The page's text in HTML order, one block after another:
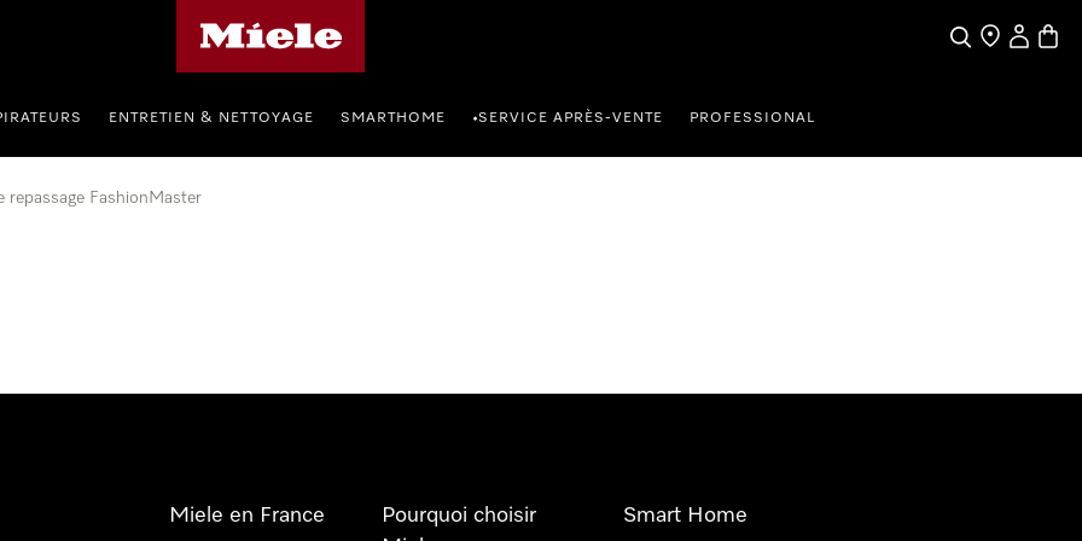
SearchFind a store
My
ENTRETIEN & NETTOYAGE SMARTHOME •SERVICE APRÈS-VENTE PROFESSIONAL
repassage FashionMaster
Miele en France
Pourquoi choisir
Smart Home